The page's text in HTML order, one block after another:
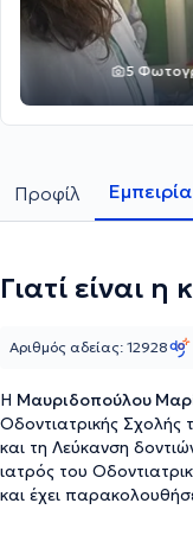
5
Προφίλ Εμπειρία
Γιατί είναι
Η Μαυριδοπούλου
Οδοντιατρικής Σχολής
και τη Λεύκανση
ιατρός του
και έχει
Αριθμός αδείας: 12928